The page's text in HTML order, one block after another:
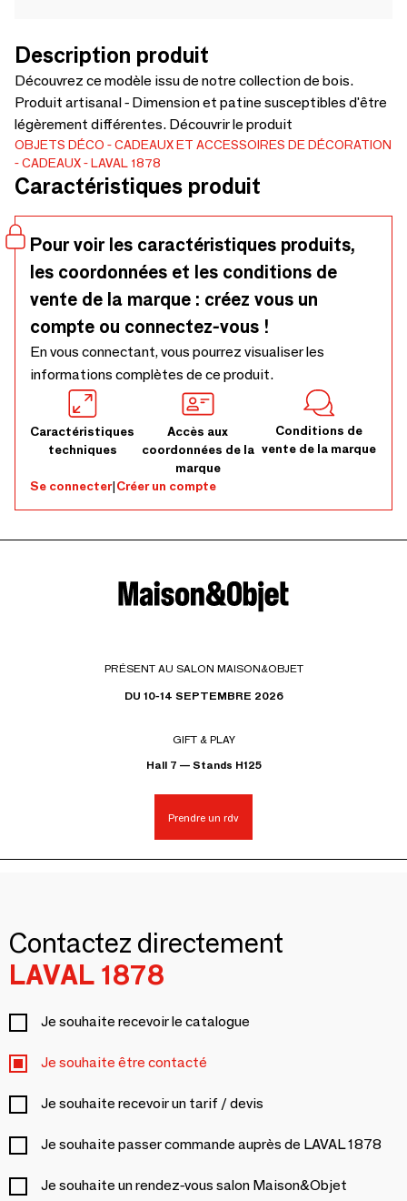
Description produit
Découvrez ce modèle issu de notre collection de bois.
Produit artisanal - Dimension et patine susceptibles d'être
légèrement différentes. Découvrir le produit
OBJETS DÉCO
CADEAUX ET ACCESSOIRES DE DÉCORATION
CADEAUX
LAVAL 1878
Caractéristiques produit
Pour voir les caractéristiques produits,
les coordonnées et les conditions de
vente de la marque : créez vous un
compte ou connectez-vous !
En vous connectant, vous pourrez visualiser les
informations complètes de ce produit.
Caractéristiques
techniques
Accès aux
coordonnées de la
marque
Conditions de
vente de la marque
Se connecter|Créer un compte
PRÉSENT AU SALON MAISON&OBJET
DU 10-14 SEPTEMBRE 2026
GIFT & PLAY
Hall 7 — Stands H125
Prendre un rdv
Contactez directement
LAVAL 1878
Je souhaite recevoir le catalogue
Je souhaite être contacté
Je souhaite recevoir un tarif / devis
Je souhaite passer commande auprès de LAVAL 1878
Je souhaite un rendez-vous salon Maison&Objet